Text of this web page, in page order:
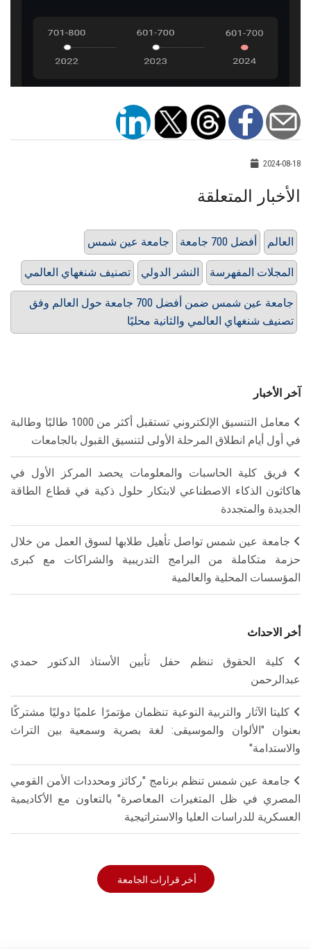
2024-08-18
الأخبار المتعلقة
جامعة عين شمس أفضل 700 جامعة العالم
تصنيف شنغهاي العالمي النشر الدولي المجلات المفهرسة‏
جامعة عين شمس ضمن أفضل 700 جامعة حول العالم وفق
تصنيف شنغهاي العالمي والثانية محليًا
آخر الأخبار
معامل التنسيق الإلكتروني تستقبل أكثر من 1000 طالبًا وطالبة
في أول أيام انطلاق المرحلة الأولى لتنسيق القبول بالجامعات
فريق كلية الحاسبات والمعلومات يحصد المركز الأول في
هاكاثون الذكاء الاصطناعي لابتكار حلول ذكية في قطاع الطاقة
الجديدة والمتجددة
جامعة عين شمس تواصل تأهيل طلابها لسوق العمل من خلال
حزمة متكاملة من البرامج التدريبية والشراكات مع كبرى
المؤسسات المحلية والعالمية
أخر الاحداث
كلية الحقوق تنظم حفل تأبين الأستاذ الدكتور حمدي
عبدالرحمن
كليتا الآثار والتربية النوعية تنظمان مؤتمرًا علميًا دوليًا مشتركًا
بعنوان "الألوان والموسيقى: لغة بصرية وسمعية بين التراث
والاستدامة"
جامعة عين شمس تنظم برنامج "ركائز ومحددات الأمن القومي
المصري في ظل المتغيرات المعاصرة" بالتعاون مع الأكاديمية
العسكرية للدراسات العليا والاستراتيجية
أخر قرارات الجامعة